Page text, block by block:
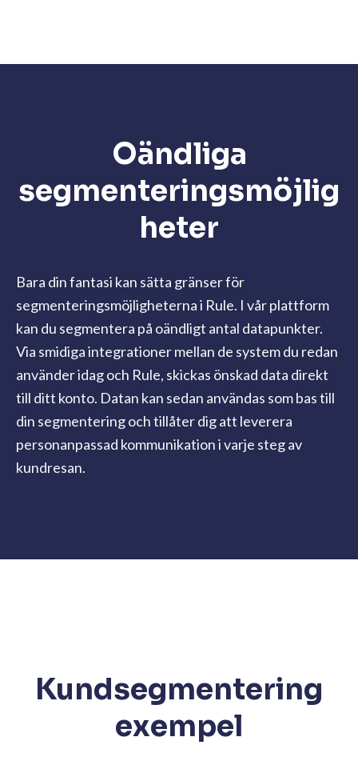
Oändliga
segmenteringsmöjlig
heter
Bara din fantasi kan sätta gränser för
segmenteringsmöjligheterna i Rule. I vår plattform
kan du segmentera på oändligt antal datapunkter.
Via smidiga integrationer mellan de system du redan
använder idag och Rule, skickas önskad data direkt
till ditt konto. Datan kan sedan användas som bas till
din segmentering och tillåter dig att leverera
personanpassad kommunikation i varje steg av
kundresan.
Kundsegmentering
exempel